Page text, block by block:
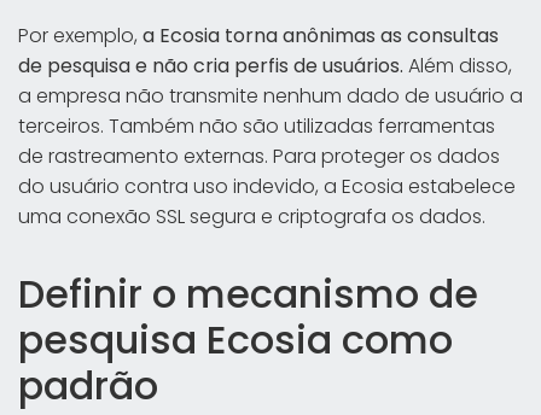
Por exemplo, a Ecosia torna anônimas as consultas
de pesquisa e não cria perfis de usuários. Além disso,
a empresa não transmite nenhum dado de usuário a
terceiros. Também não são utilizadas ferramentas
de rastreamento externas. Para proteger os dados
do usuário contra uso indevido, a Ecosia estabelece
uma conexão SSL segura e criptografa os dados.
Definir o mecanismo de
pesquisa Ecosia como
padrão